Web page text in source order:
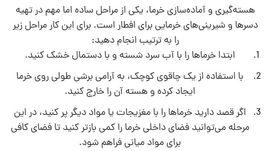
هسته‌گیری و آماده‌سازی خرما، یکی از مراحل ساده اما مهم در تهیه
دسرها و شیرینی‌های خرمایی برای افطار است. برای این کار مراحل زیر
را به ترتیب انجام دهید:
ابتدا خرماها را با آب سرد شسته و با دستمال خشک کنید.
با استفاده از یک چاقوی کوچک، به آرامی برشی طولی روی خرما
ایجاد کرده و هسته آن را خارج کنید.
اگر قصد دارید خرماها را با مغزیجات یا مواد دیگر پر کنید، در این
مرحله می‌توانید فضای داخلی خرما را کمی بازتر کنید تا فضای کافی
برای مواد میانی فراهم شود.